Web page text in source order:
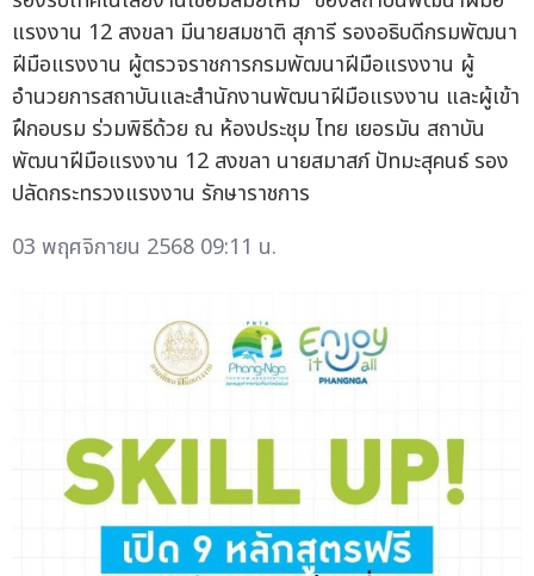
แรงงาน 12 สงขลา มีนายสมชาติ สุภารี รองอธิบดีกรมพัฒนา
ฝีมือแรงงาน ผู้ตรวจราชการกรมพัฒนาฝีมือแรงงาน ผู้
อำนวยการสถาบันและสำนักงานพัฒนาฝีมือแรงงาน และผู้เข้า
ฝึกอบรม ร่วมพิธีด้วย ณ ห้องประชุม ไทย เยอรมัน สถาบัน
พัฒนาฝีมือแรงงาน 12 สงขลา นายสมาสภ์ ปัทมะสุคนธ์ รอง
ปลัดกระทรวงแรงงาน รักษาราชการ
03 พฤศจิกายน 2568 09:11 น.